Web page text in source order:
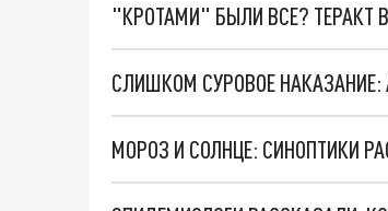
"КРОТАМИ" БЫЛИ ВСЕ? ТЕРАКТ
МОРОЗ И СОЛНЦЕ: СИНОПТИКИ